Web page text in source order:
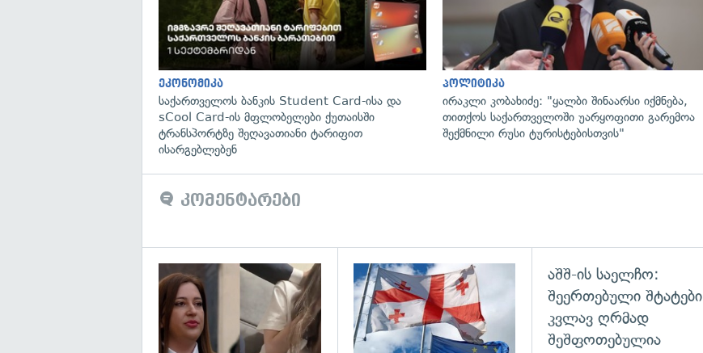
ეკონომიკა
საქართველოს ბანკის Student Card-ისა და
sCool Card-ის მფლობელები ქუთაისში
ტრანსპორტზე შეღავათიანი ტარიფით
ისარგებლებენ
პოლიტიკა
ირაკლი კობახიძე: "ყალბი შინაარსი იქმნება,
თითქოს საქართველოში უარყოფითი გარემოა
შექმნილი რუსი ტურისტებისთვის"
კომენტარები
გადახედვა გადახედვა
აშშ-ის საელჩო:
შეერთებული შტატები
კვლავ ღრმად
შეშფოთებულია